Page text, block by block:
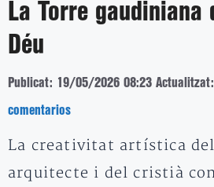
La Torre gaudiniana
Déu
Publicat: 19/05/2026 08:23
comentarios
La creativitat artística
arquitecte i del cristià